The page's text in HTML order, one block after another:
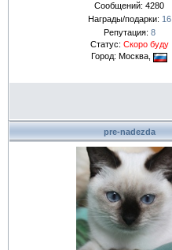
Сообщений: 4280
Награды/подарки: 16
Репутация: 8
Статус: Скоро буду
Город: Москва,
pre-nadezda